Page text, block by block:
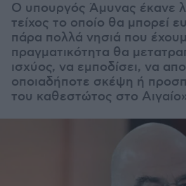
Ο υπουργός Άμυνας έκανε
τείχος το οποίο θα μπορεί
πάρα πολλά νησιά που
πραγματικότητα θα
ισχύος, να εμποδίσει, να
οποιαδήποτε σκέψη ή
του καθεστώτος στο